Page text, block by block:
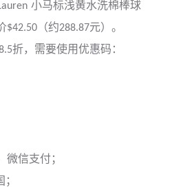
小马标浅黄水洗棉棒球
（约288.87元）。
折，需要使用优惠码：
微信支付；